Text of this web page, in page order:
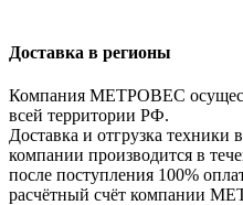
Доставка в регионы
Компания МЕТРОВЕС
всей территории РФ.
Доставка и отгрузка
компании производится в
после поступления 100%
расчётный счёт компании